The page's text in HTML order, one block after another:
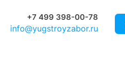
+7 499 398-00-78
info@yugstroyzabor.ru